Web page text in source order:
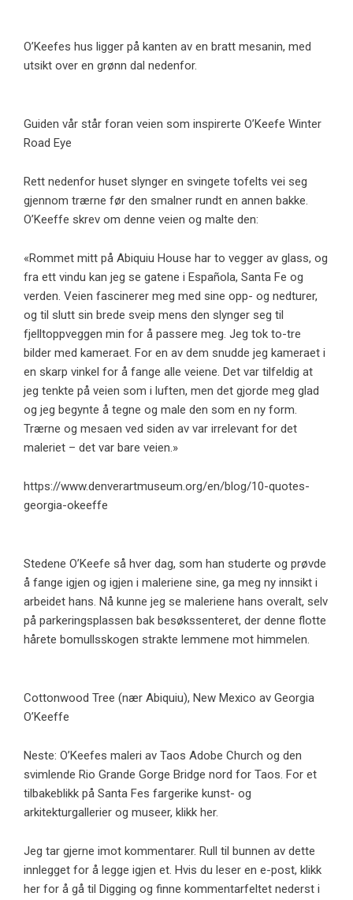
O’Keefes hus ligger på kanten av en bratt mesanin, med
utsikt over en grønn dal nedenfor.
Guiden vår står foran veien som inspirerte O’Keefe Winter
Road Eye
Rett nedenfor huset slynger en svingete tofelts vei seg
gjennom trærne før den smalner rundt en annen bakke.
O’Keeffe skrev om denne veien og malte den:
«Rommet mitt på Abiquiu House har to vegger av glass, og
fra ett vindu kan jeg se gatene i Española, Santa Fe og
verden. Veien fascinerer meg med sine opp- og nedturer,
og til slutt sin brede sveip mens den slynger seg til
fjelltoppveggen min for å passere meg. Jeg tok to-tre
bilder med kameraet. For en av dem snudde jeg kameraet i
en skarp vinkel for å fange alle veiene. Det var tilfeldig at
jeg tenkte på veien som i luften, men det gjorde meg glad
og jeg begynte å tegne og male den som en ny form.
Trærne og mesaen ved siden av var irrelevant for det
maleriet – det var bare veien.»
https://www.denverartmuseum.org/en/blog/10-quotes-
georgia-okeeffe
Stedene O’Keefe så hver dag, som han studerte og prøvde
å fange igjen og igjen i maleriene sine, ga meg ny innsikt i
arbeidet hans. Nå kunne jeg se maleriene hans overalt, selv
på parkeringsplassen bak besøkssenteret, der denne flotte
hårete bomullsskogen strakte lemmene mot himmelen.
Cottonwood Tree (nær Abiquiu), New Mexico av Georgia
O’Keeffe
Neste: O’Keefes maleri av Taos Adobe Church og den
svimlende Rio Grande Gorge Bridge nord for Taos. For et
tilbakeblikk på Santa Fes fargerike kunst- og
arkitekturgallerier og museer, klikk her.
Jeg tar gjerne imot kommentarer. Rull til bunnen av dette
innlegget for å legge igjen et. Hvis du leser en e-post, klikk
her for å gå til Digging og finne kommentarfeltet nederst i